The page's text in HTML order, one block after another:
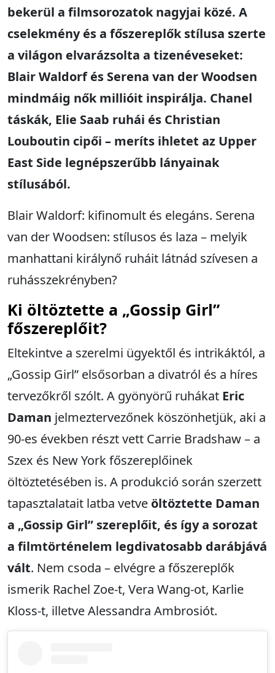
bekerül a filmsorozatok nagyjai közé. A
cselekmény és a főszereplők stílusa szerte
a világon elvarázsolta a tizenéveseket:
Blair Waldorf és Serena van der Woodsen
mindmáig nők millióit inspirálja. Chanel
táskák, Elie Saab ruhái és Christian
Louboutin cipői – meríts ihletet az Upper
East Side legnépszerűbb lányainak
stílusából.
Blair Waldorf: kifinomult és elegáns. Serena
van der Woodsen: stílusos és laza – melyik
manhattani királynő ruháit látnád szívesen a
ruhásszekrényben?
Ki öltöztette a „Gossip Girl”
főszereplőit?
Eltekintve a szerelmi ügyektől és intrikáktól, a
„Gossip Girl” elsősorban a divatról és a híres
tervezőkről szólt. A gyönyörű ruhákat Eric
Daman jelmeztervezőnek köszönhetjük, aki a
90-es években részt vett Carrie Bradshaw – a
Szex és New York főszereplőinek
öltöztetésében is. A produkció során szerzett
tapasztalatait latba vetve öltöztette Daman
a „Gossip Girl” szereplőit, és így a sorozat
a filmtörténelem legdivatosabb darábjává
vált. Nem csoda – elvégre a főszereplők
ismerik Rachel Zoe-t, Vera Wang-ot, Karlie
Kloss-t, illetve Alessandra Ambrosiót.